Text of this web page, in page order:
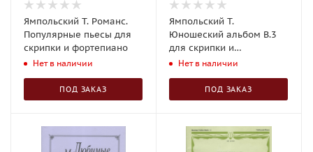
Ямпольский Т. Романс.
Популярные пьесы для
скрипки и фортепиано
Нет в наличии
ПОД ЗАКАЗ
Ямпольский Т.
Юношеский альбом В.3
для скрипки и
фортепиано
Нет в наличии
ПОД ЗАКАЗ